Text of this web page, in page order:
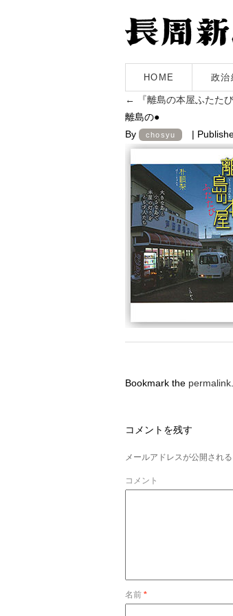
HOME 政治
←
『離島の本屋ふたた
離島の●
By
chosyu |
Bookmark the permalink
コメントを残す
メールアドレスが公開され
コメント
名前 *